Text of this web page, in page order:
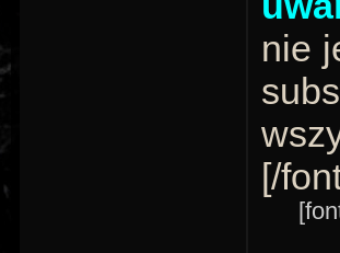
nie
[/